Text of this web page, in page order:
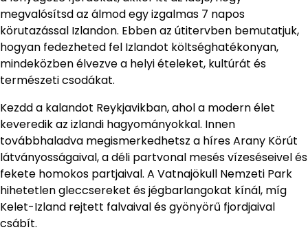
megvalósítsd az álmod egy izgalmas 7 napos
körutazással Izlandon. Ebben az útitervben bemutatjuk,
hogyan fedezheted fel Izlandot költséghatékonyan,
mindeközben élvezve a helyi ételeket, kultúrát és
természeti csodákat.
Kezdd a kalandot Reykjavikban, ahol a modern élet
keveredik az izlandi hagyományokkal. Innen
továbbhaladva megismerkedhetsz a híres Arany Körút
látványosságaival, a déli partvonal mesés vízeséseivel és
fekete homokos partjaival. A Vatnajökull Nemzeti Park
hihetetlen gleccsereket és jégbarlangokat kínál, míg
Kelet-Izland rejtett falvaival és gyönyörű fjordjaival
csábít.